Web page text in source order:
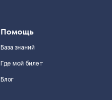
Помощь
База знаний
Где мой билет
Блог